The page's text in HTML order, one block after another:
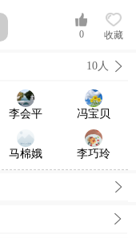
收藏
0
10人
李会平 冯宝贝
马棉娥 李巧玲